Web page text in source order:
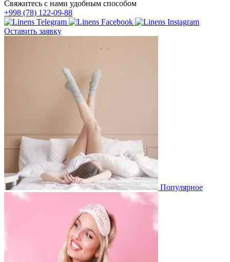
Свяжитесь с нами удобным способом
+998 (78) 122-09-88
Оставить заявку
Популярное